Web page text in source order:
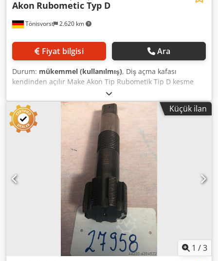
Tönisvorst 2.620 km
Akon Rubometic Typ D
Fiyat bilgisi Ara
Durum: mükemmel (kullanılmış), Diş açma kafası
kendinden açılır Make Akon Tip Rubometik Tip D kesme
kapasitesi M6 - M 20 şaft çapı 40 mm Dkodpfx Afeg Sif Ue
Hor
Küçük ilan
1 /3